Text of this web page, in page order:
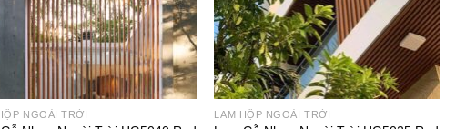
NGOÀI TRỜI LAM HỘP NGOÀI TRỜI